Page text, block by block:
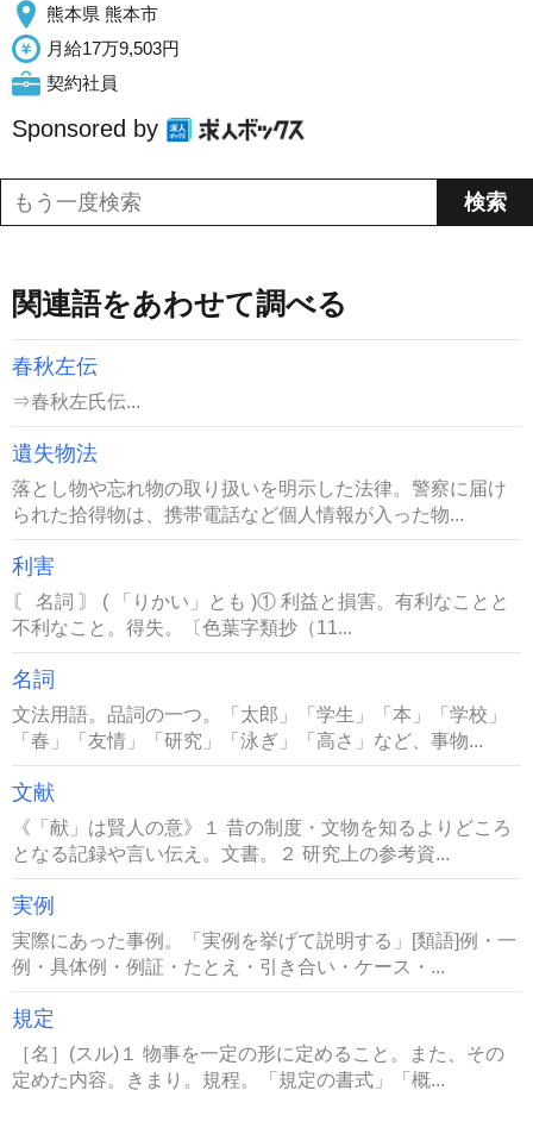
熊本県 熊本市
月給17万9,503円
契約社員
Sponsored by
関連語をあわせて調べる
春秋左伝
⇒春秋左氏伝...
遺失物法
落とし物や忘れ物の取り扱いを明示した法律。警察に届け
られた拾得物は、携帯電話など個人情報が入った物...
利害
〘 名詞 〙 ( 「りかい」とも )① 利益と損害。有利なことと
不利なこと。得失。〔色葉字類抄（11...
名詞
文法用語。品詞の一つ。「太郎」「学生」「本」「学校」
「春」「友情」「研究」「泳ぎ」「高さ」など、事物...
文献
《「献」は賢人の意》１ 昔の制度・文物を知るよりどころ
となる記録や言い伝え。文書。２ 研究上の参考資...
実例
実際にあった事例。「実例を挙げて説明する」[類語]例・一
例・具体例・例証・たとえ・引き合い・ケース・...
規定
［名］(スル)１ 物事を一定の形に定めること。また、その
定めた内容。きまり。規程。「規定の書式」「概...